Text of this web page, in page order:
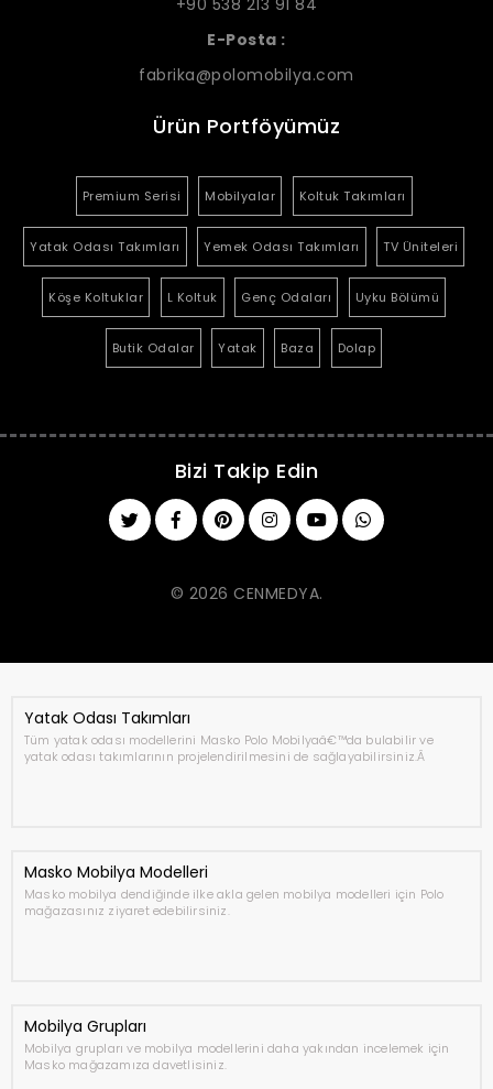
E-Posta :
fabrika@polomobilya.com
Ürün Portföyümüz
Premium Serisi Mobilyalar Koltuk Takımları
Yatak Odası Takımları Yemek Odası Takımları TV Üniteleri
Köşe Koltuklar L Koltuk Genç Odaları Uyku Bölümü
Butik Odalar Yatak Baza Dolap
Bizi Takip Edin
© 2026 CENMEDYA.
Yatak Odası Takımları
Tüm yatak odası modellerini Masko Polo Mobilyaâ€™da bulabilir ve
yatak odası takımlarının projelendirilmesini de sağlayabilirsiniz.Â
Masko Mobilya Modelleri
Masko mobilya dendiğinde ilke akla gelen mobilya modelleri için Polo
mağazasınız ziyaret edebilirsiniz.
Mobilya Grupları
Mobilya grupları ve mobilya modellerini daha yakından incelemek için
Masko mağazamıza davetlisiniz.